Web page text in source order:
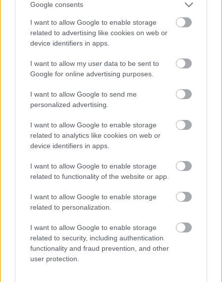
Google consents
I want to allow Google to enable storage
related to advertising like cookies on web or
device identifiers in apps.
I want to allow my user data to be sent to
Google for online advertising purposes.
I want to allow Google to send me
personalized advertising.
I want to allow Google to enable storage
related to analytics like cookies on web or
device identifiers in apps.
I want to allow Google to enable storage
related to functionality of the website or app.
I want to allow Google to enable storage
related to personalization.
I want to allow Google to enable storage
related to security, including authentication
functionality and fraud prevention, and other
user protection.
Az újítás más előnyökkel is jár: felgyorsul a gyártás,
a technológiával egyre összetettebb formák
dolgozhatók ki. A mágnesek változatos
alkalmazásokban hasznosíthatók: autóipar,
szélturbinák, motorok, generátorok, gyors vasúti
szállítás stb. Az ORNL partnerei máris izgatottan
hatásait.